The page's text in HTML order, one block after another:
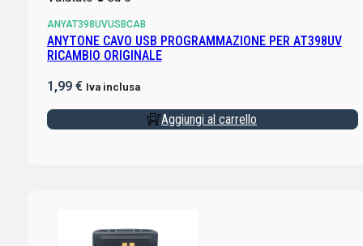
ANYAT398UVUSBCAB
ANYTONE CAVO USB PROGRAMMAZIONE PER AT398UV
RICAMBIO ORIGINALE
1,99 € Iva inclusa
Aggiungi al carrello